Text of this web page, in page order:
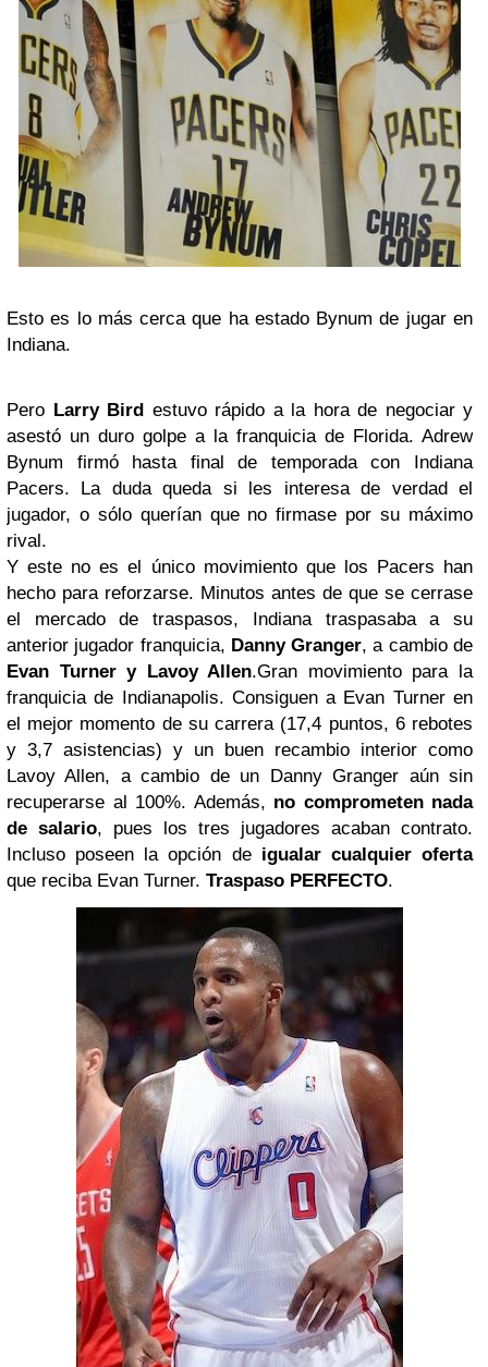
Esto es lo más cerca que ha estado Bynum de jugar en
Indiana.
Pero Larry Bird estuvo rápido a la hora de negociar y
asestó un duro golpe a la franquicia de Florida. Adrew
Bynum firmó hasta final de temporada con Indiana
Pacers. La duda queda si les interesa de verdad el
jugador, o sólo querían que no firmase por su máximo
rival.
Y este no es el único movimiento que los Pacers han
hecho para reforzarse. Minutos antes de que se cerrase
el mercado de traspasos, Indiana traspasaba a su
anterior jugador franquicia, Danny Granger, a cambio de
Evan Turner y Lavoy Allen.Gran movimiento para la
franquicia de Indianapolis. Consiguen a Evan Turner en
el mejor momento de su carrera (17,4 puntos, 6 rebotes
y 3,7 asistencias) y un buen recambio interior como
Lavoy Allen, a cambio de un Danny Granger aún sin
recuperarse al 100%. Además, no comprometen nada
de salario, pues los tres jugadores acaban contrato.
Incluso poseen la opción de igualar cualquier oferta
que reciba Evan Turner. Traspaso PERFECTO.